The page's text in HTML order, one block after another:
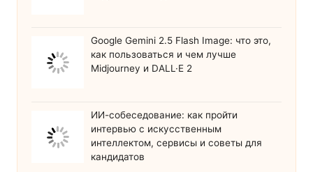
Google Gemini 2.5 Flash Image: что это,
как пользоваться и чем лучше
Midjourney и DALL·E 2
ИИ-собеседование: как пройти
интервью с искусственным
интеллектом, сервисы и советы для
кандидатов